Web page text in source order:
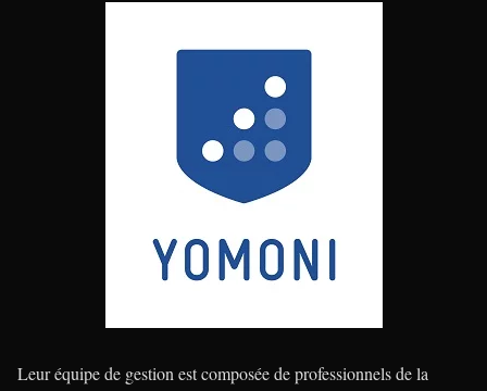
Leur équipe de gestion est composée de professionnels de la